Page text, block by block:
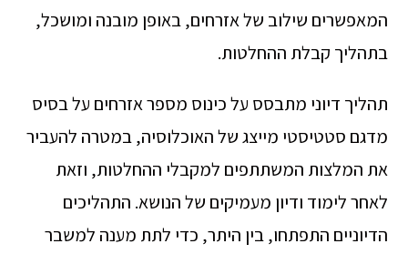
המאפשרים שילוב של אזרחים, באופן מובנה ומושכל,
בתהליך קבלת ההחלטות.
תהליך דיוני מתבסס על כינוס מספר אזרחים על בסיס
מדגם סטטיסטי מייצג של האוכלוסיה, במטרה להעביר
את המלצות המשתתפים למקבלי ההחלטות, וזאת
לאחר לימוד ודיון מעמיקים של הנושא. התהליכים
הדיוניים התפתחו, בין היתר, כדי לתת מענה למשבר